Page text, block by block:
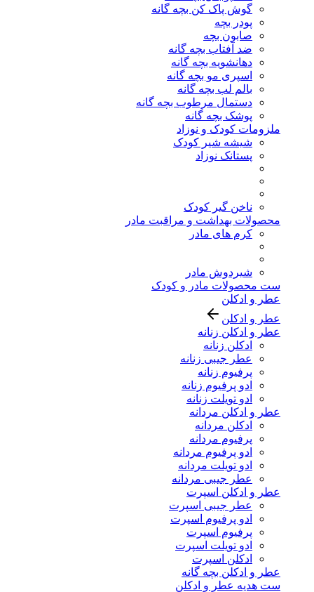
گوش پاک کن بچه گانه
پودر بچه
صابون بچه
ضد آفتاب بچه گانه
دهانشویه بچه گانه
اسپری مو بچه گانه
بالم لب بچه گانه
دستمال مرطوب بچه گانه
پوشک بچه گانه
ملزومات کودک و نوزاد
شیشه شیر کودک
پستانک نوزاد
ناخن گیر کودک
محصولات بهداشت و مراقبت مادر
کرم های مادر
شیردوش مادر
ست محصولات مادر و کودک
عطر و ادکلن
عطر و ادکلن
عطر و ادکلن زنانه
ادکلن زنانه
عطر جیبی زنانه
پرفیوم زنانه
ادو پرفیوم زنانه
ادو تویلت زنانه
عطر و ادکلن مردانه
ادکلن مردانه
پرفیوم مردانه
ادو پرفیوم مردانه
ادو تویلت مردانه
عطر جیبی مردانه
عطر و ادکلن اسپرت
عطر جیبی اسپرت
ادو پرفیوم اسپرت
پرفیوم اسپرت
ادو تویلت اسپرت
ادکلن اسپرت
عطر و ادکلن بچه گانه
ست هدیه عطر و ادکلن